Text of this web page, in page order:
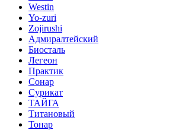
Westin
Yo-zuri
Zojirushi
Адмиралтейский
Биосталь
Легеон
Практик
Сонар
Сурикат
ТАЙГА
Титановый
Тонар